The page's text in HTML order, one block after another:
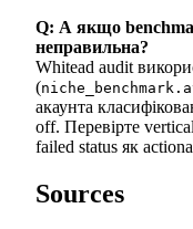
Q: А якщо
неправильна?
Whitead audit
(
акаунта
off. Перевірте
failed status як
Sources